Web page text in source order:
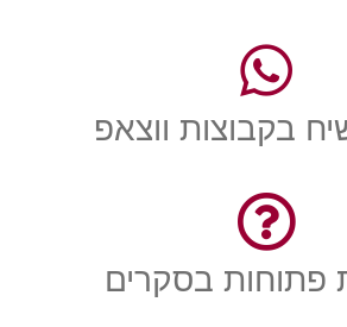
בקבוצות ווצאפ
פתוחות בסקרים